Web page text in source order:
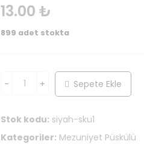
13.00 ₺
899 adet stokta
Sepete Ekle
Stok kodu: siyah-sku1
Kategoriler: Mezuniyet Püskülü